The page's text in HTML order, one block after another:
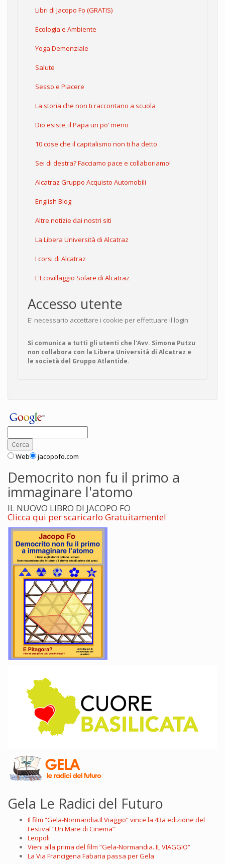
Libri di Jacopo Fo (GRATIS)
Ecologia e Ambiente
Yoga Demenziale
Salute
Sesso e Piacere
La storia che non ti raccontano a scuola
Dio esiste, il Papa un po' meno
10 cose che il capitalismo non ti ha detto
Sei di destra? Facciamo pace e collaboriamo!
Alcatraz Gruppo Acquisto Automobili
English Blog
Altre notizie dai nostri siti
La Libera Università di Alcatraz
I corsi di Alcatraz
L'Ecovillaggio Solare di Alcatraz
Accesso utente
E' necessario accettare i cookie per effettuare il login
Si comunica a tutti gli utenti che l'Avv. Simona Putzu
non collabora con la Libera Università di Alcatraz e
le società del Gruppo Atlantide.
Web jacopofo.com
Democrito non fu il primo a
immaginare l'atomo
IL NUOVO LIBRO DI JACOPO FO
Clicca qui per scaricarlo Gratuitamente!
Gela Le Radici del Futuro
Il film “Gela-Normandia.Il Viaggio” vince la 43a edizione del
Festival “Un Mare di Cinema”
Leopoli
Vieni alla prima del film “Gela-Normandia. IL VIAGGIO”
La Via Francigena Fabaria passa per Gela